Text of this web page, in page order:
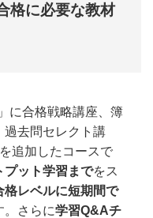
格に必要な教材
に合格戦略講座、簿
過去問セレクト講
追加したコースで
プット学習までをス
格レベルに短期間で
。さらに学習Q&Aチ